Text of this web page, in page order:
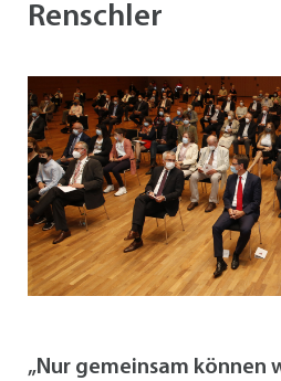
Renschler
„Nur gemeinsam können